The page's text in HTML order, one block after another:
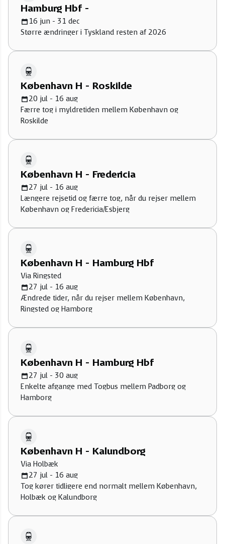
Hamburg Hbf -
16 jun - 31 dec
Større ændringer i Tyskland resten af 2026
København H - Roskilde
20 jul - 16 aug
Færre tog i myldretiden mellem København og
Roskilde
København H - Fredericia
27 jul - 16 aug
Længere rejsetid og færre tog, når du rejser mellem
København og Fredericia/Esbjerg
København H - Hamburg Hbf
Via Ringsted
27 jul - 16 aug
Ændrede tider, når du rejser mellem København,
Ringsted og Hamborg
København H - Hamburg Hbf
27 jul - 30 aug
Enkelte afgange med Togbus mellem Padborg og
Hamborg
København H - Kalundborg
Via Holbæk
27 jul - 16 aug
Tog kører tidligere end normalt mellem København,
Holbæk og Kalundborg